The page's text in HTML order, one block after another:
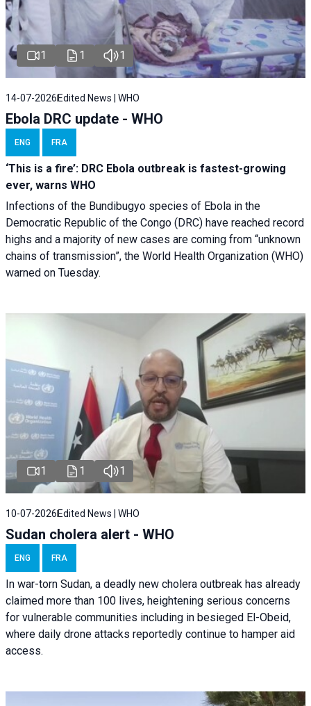
1 1 1
14-07-2026 Edited News | WHO
Ebola DRC update - WHO
ENG FRA
‘This is a fire’: DRC Ebola outbreak is fastest-growing
ever, warns WHO
Infections of the Bundibugyo species of Ebola in the
Democratic Republic of the Congo (DRC) have reached record
highs and a majority of new cases are coming from “unknown
chains of transmission”, the World Health Organization (WHO)
warned on Tuesday.
1 1 1
10-07-2026 Edited News | WHO
Sudan cholera alert - WHO
ENG FRA
In war-torn Sudan, a deadly new cholera outbreak has already
claimed more than 100 lives, heightening serious concerns
for vulnerable communities including in besieged El-Obeid,
where daily drone attacks reportedly continue to hamper aid
access.